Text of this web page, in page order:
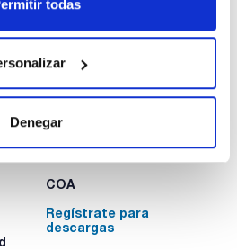
todas
Denegar
COA
Regístrate para
descargas